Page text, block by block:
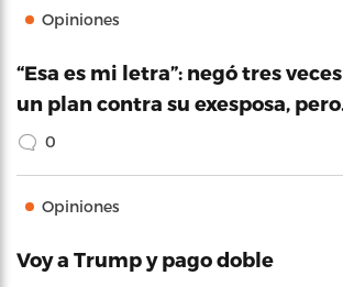
Opiniones
“Esa es mi letra”: negó tres
un plan contra su exesposa,
0
Opiniones
Voy a Trump y pago doble